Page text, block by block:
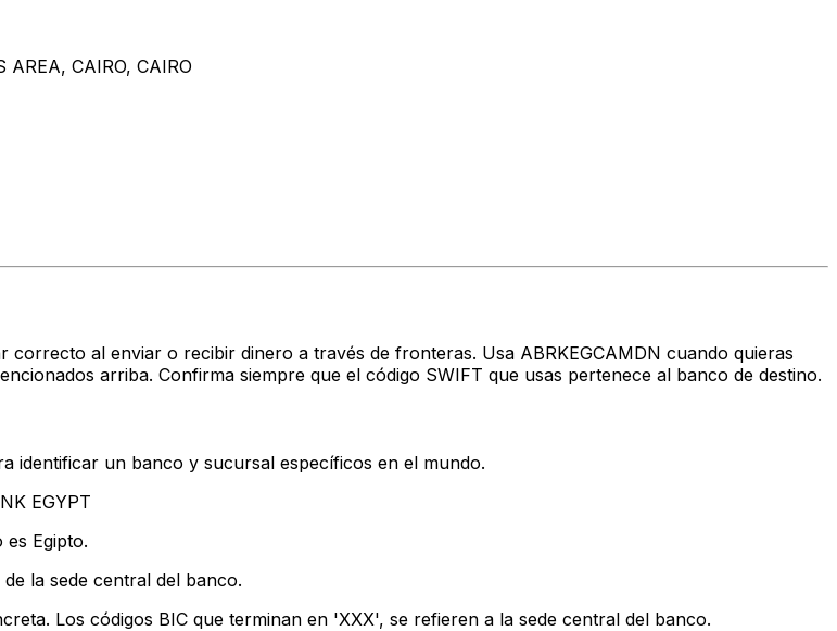
AREA, CAIRO, CAIRO
al enviar o recibir dinero a través de fronteras. Usa ABRKEGCAMDN cuando quieras
arriba. Confirma siempre que el código SWIFT que usas pertenece al banco de destino.
identificar un banco y sucursal específicos en el mundo.
EGYPT
es Egipto.
la sede central del banco.
Los códigos BIC que terminan en 'XXX', se refieren a la sede central del banco.